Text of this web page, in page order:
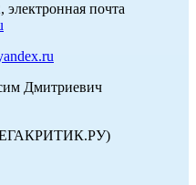
почта
Дмитриевич